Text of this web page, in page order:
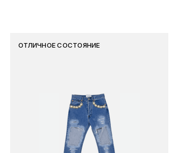
ОТЛИЧНОЕ СОСТОЯНИЕ